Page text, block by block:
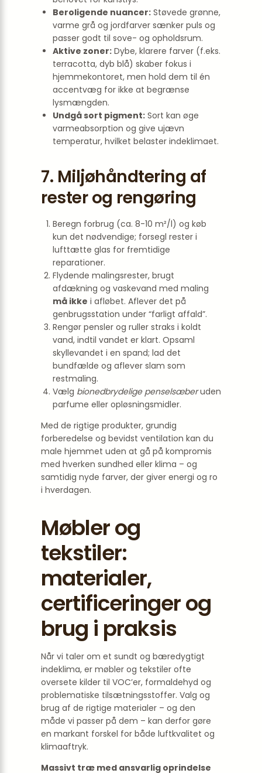
Beroligende nuancer: Støvede grønne,
varme grå og jordfarver sænker puls og
passer godt til sove- og opholdsrum.
Aktive zoner: Dybe, klarere farver (f.eks.
terracotta, dyb blå) skaber fokus i
hjemmekontoret, men hold dem til én
accentvæg for ikke at begrænse
lysmængden.
Undgå sort pigment: Sort kan øge
varmeabsorption og give ujævn
temperatur, hvilket belaster indeklimaet.
7. Miljøhåndtering af
rester og rengøring
Beregn forbrug (ca. 8-10 m²/l) og køb
kun det nødvendige; forsegl rester i
lufttætte glas for fremtidige
reparationer.
Flydende malingsrester, brugt
afdækning og vaskevand med maling
må ikke i afløbet. Aflever det på
genbrugsstation under “farligt affald”.
Rengør pensler og ruller straks i koldt
vand, indtil vandet er klart. Opsaml
skyllevandet i en spand; lad det
bundfælde og aflever slam som
restmaling.
Vælg bionedbrydelige penselsæberuden
parfume eller opløsningsmidler.
Med de rigtige produkter, grundig
forberedelse og bevidst ventilation kan du
male hjemmet uden at gå på kompromis
med hverken sundhed eller klima – og
samtidig nyde farver, der giver energi og ro
i hverdagen.
Møbler og
tekstiler:
materialer,
certificeringer og
brug i praksis
Når vi taler om et sundt og bæredygtigt
indeklima, er møbler og tekstiler ofte
oversete kilder til VOC’er, formaldehyd og
problematiske tilsætningsstoffer. Valg og
brug af de rigtige materialer – og den
måde vi passer på dem – kan derfor gøre
en markant forskel for både luftkvalitet og
klimaaftryk.
Massivt træ med ansvarlig oprindelse